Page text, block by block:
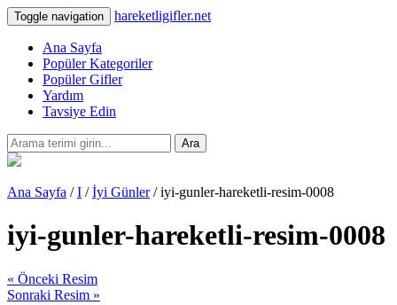
Toggle navigation hareketligifler.net
Ana Sayfa
Popüler Kategoriler
Popüler Gifler
Yardım
Tavsiye Edin
Ara
Ana Sayfa /I /İyi Günler/ iyi-gunler-hareketli-resim-0008
iyi-gunler-hareketli-resim-0008
« Önceki Resim
Sonraki Resim »